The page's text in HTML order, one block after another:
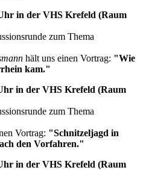
in der VHS Krefeld (Raum
zum Thema
hält uns einen Vortrag: "Wie
kam."
in der VHS Krefeld (Raum
zum Thema
Vortrag: "Schnitzeljagd in
den Vorfahren."
in der VHS Krefeld (Raum